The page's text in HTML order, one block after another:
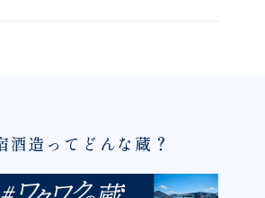
酒造ってどんな蔵？